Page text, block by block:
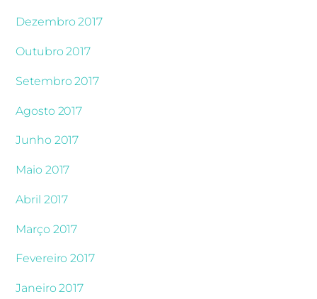
Dezembro 2017
Outubro 2017
Setembro 2017
Agosto 2017
Junho 2017
Maio 2017
Abril 2017
Março 2017
Fevereiro 2017
Janeiro 2017